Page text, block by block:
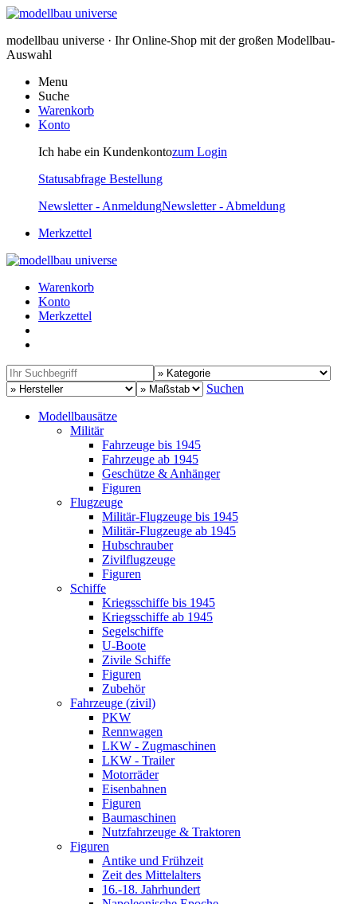
modellbau universe · Ihr Online-Shop mit der großen Modellbau-
Auswahl
Menu
Suche
Warenkorb
Konto
Ich habe ein Kundenkontozum Login
Statusabfrage Bestellung
Newsletter - AnmeldungNewsletter - Abmeldung
Merkzettel
Warenkorb
Konto
Merkzettel
Suchen
Modellbausätze
Militär
Fahrzeuge bis 1945
Fahrzeuge ab 1945
Geschütze & Anhänger
Figuren
Flugzeuge
Militär-Flugzeuge bis 1945
Militär-Flugzeuge ab 1945
Hubschrauber
Zivilflugzeuge
Figuren
Schiffe
Kriegsschiffe bis 1945
Kriegsschiffe ab 1945
Segelschiffe
U-Boote
Zivile Schiffe
Figuren
Zubehör
Fahrzeuge (zivil)
PKW
Rennwagen
LKW - Zugmaschinen
LKW - Trailer
Motorräder
Eisenbahnen
Figuren
Baumaschinen
Nutzfahrzeuge & Traktoren
Figuren
Antike und Frühzeit
Zeit des Mittelalters
16.-18. Jahrhundert